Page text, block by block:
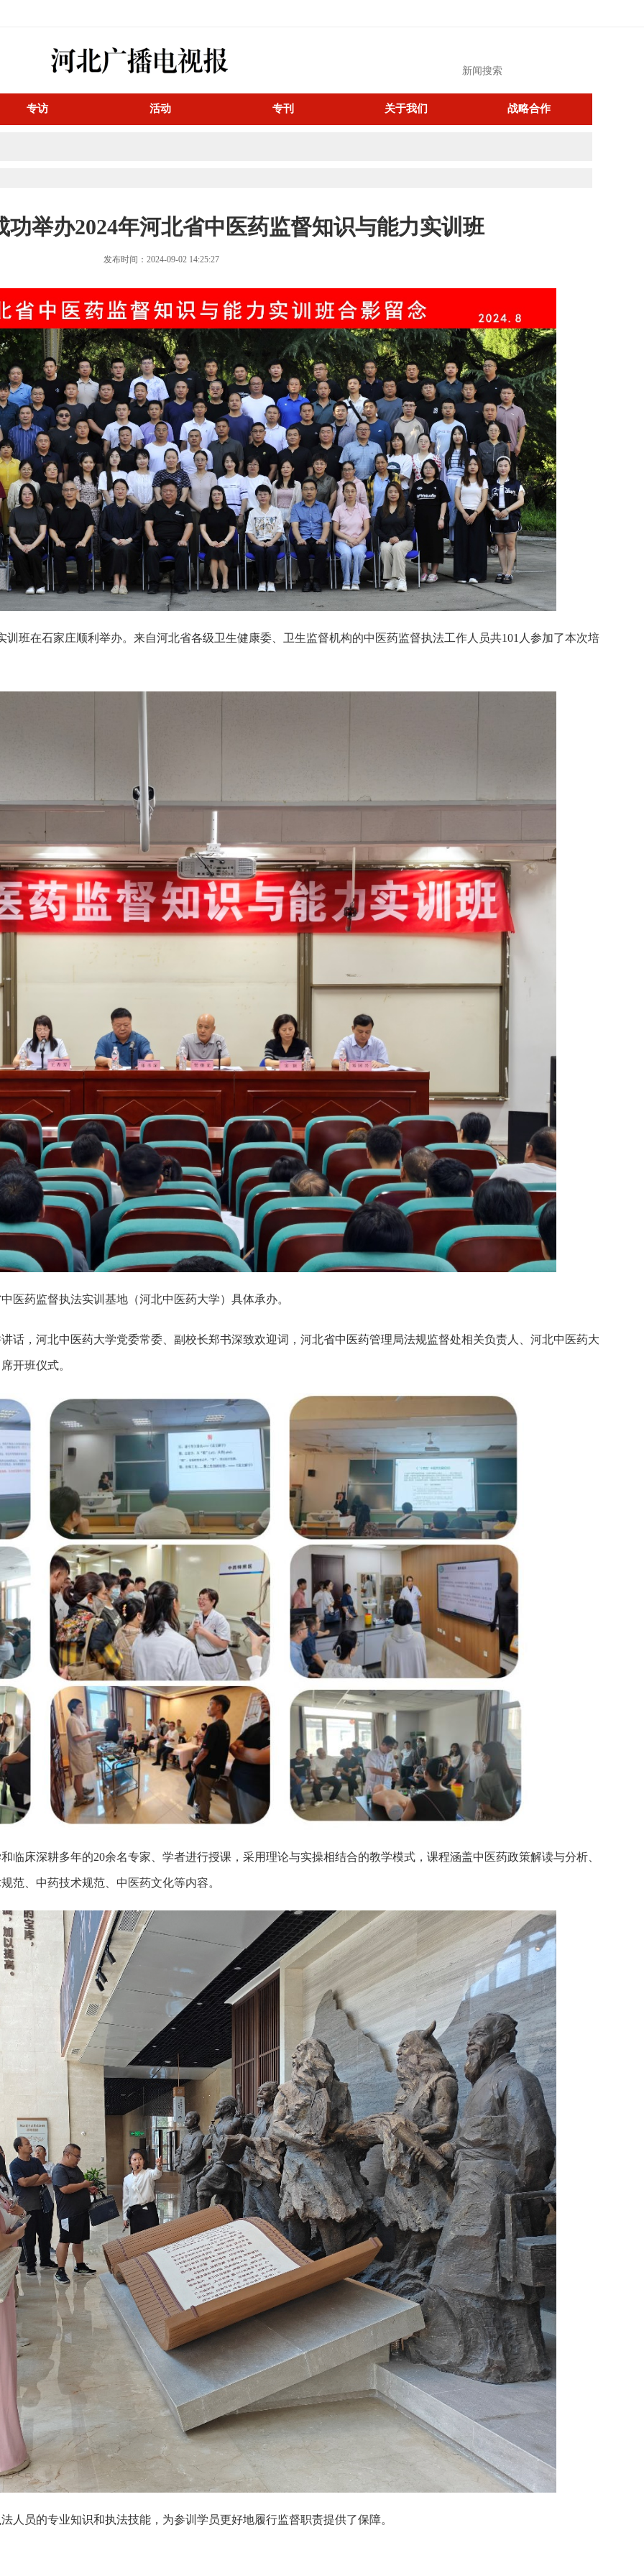
专访 活动 专刊 关于我们 战略合作
功举办2024年河北省中医药监督知识与能力实训班
发布时间：2024-09-02 14:25:27
训班在石家庄顺利举办。来自河北省各级卫生健康委、卫生监督机构的中医药监督执法工作人员共101人参加了本次培
医药监督执法实训基地（河北中医药大学）具体承办。
话，河北中医药大学党委常委、副校长郑书深致欢迎词，河北省中医药管理局法规监督处相关负责人、河北中医药大
开班仪式。
临床深耕多年的20余名专家、学者进行授课，采用理论与实操相结合的教学模式，课程涵盖中医药政策解读与分析、
范、中药技术规范、中医药文化等内容。
人员的专业知识和执法技能，为参训学员更好地履行监督职责提供了保障。